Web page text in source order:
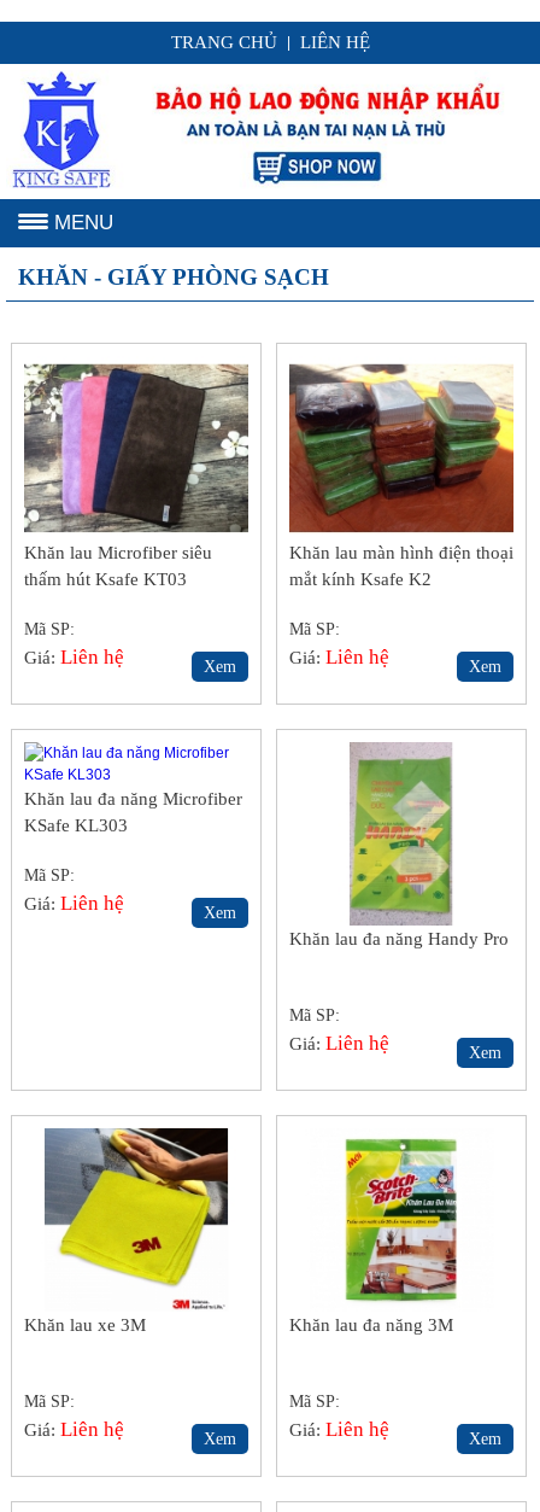
TRANG CHỦ LIÊN HỆ
MENU
KHĂN - GIẤY PHÒNG SẠCH
Khăn lau Microfiber siêu
thấm hút Ksafe KT03
Mã SP:
Giá:Liên hệ Xem
Khăn lau màn hình điện thoại
mắt kính Ksafe K2
Mã SP:
Giá:Liên hệ Xem
Khăn lau đa năng Microfiber
KSafe KL303
Mã SP:
Giá:Liên hệ Xem
Khăn lau đa năng Handy Pro
Mã SP:
Giá:Liên hệ Xem
Khăn lau xe 3M
Mã SP:
Giá:Liên hệ Xem
Khăn lau đa năng 3M
Mã SP:
Giá:Liên hệ Xem